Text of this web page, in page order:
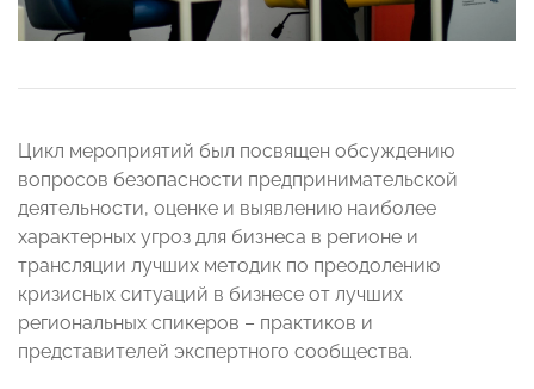
Цикл мероприятий был посвящен обсуждению
вопросов безопасности предпринимательской
деятельности, оценке и выявлению наиболее
характерных угроз для бизнеса в регионе и
трансляции лучших методик по преодолению
кризисных ситуаций в бизнесе от лучших
региональных спикеров – практиков и
представителей экспертного сообщества.